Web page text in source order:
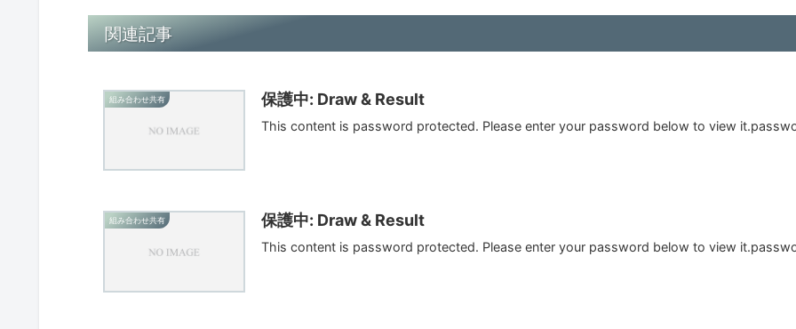
関連記事
組み合わせ共有 保護中: Draw & Result
This content is password protected. Please enter your password below to view
組み合わせ共有 保護中: Draw & Result
This content is password protected. Please enter your password below to view